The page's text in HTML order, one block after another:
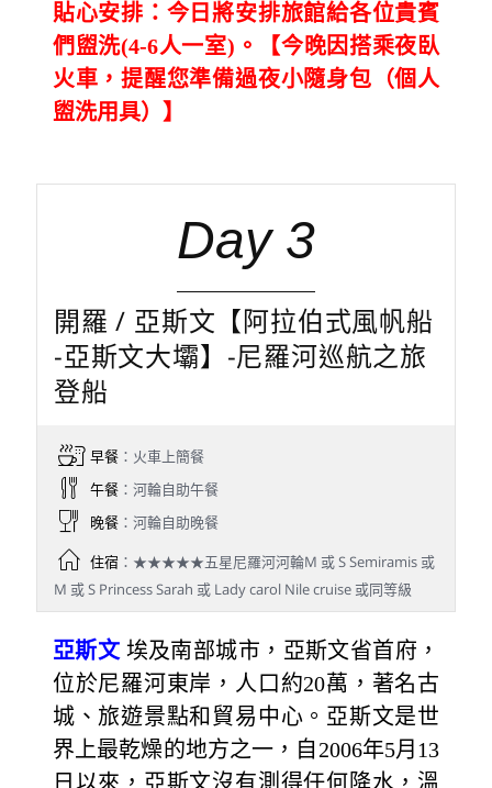
貼心安排：今日將安排旅館給各位貴賓
們盥洗(4-6人一室) 。【今晚因搭乘夜臥
火車，提醒您準備過夜小隨身包（個人
盥洗用具）】
Day 3
開羅 / 亞斯文【阿拉伯式風帆船
-亞斯文大壩】-尼羅河巡航之旅
登船
早餐：火車上簡餐
午餐：河輪自助午餐
晚餐：河輪自助晚餐
住宿：★★★★★五星尼羅河河輪M 或 S Semiramis 或
M 或 S Princess Sarah 或 Lady carol Nile cruise 或同等級
亞斯文 埃及南部城市，亞斯文省首府，
位於尼羅河東岸，人口約20萬，著名古
城、旅遊景點和貿易中心。亞斯文是世
界上最乾燥的地方之一，自2006年5月13
日以來，亞斯文沒有測得任何降水，溫